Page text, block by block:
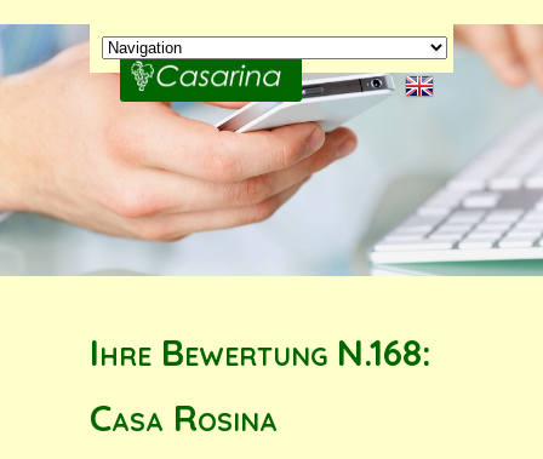
Ihre Bewertung N.168:
Casa Rosina